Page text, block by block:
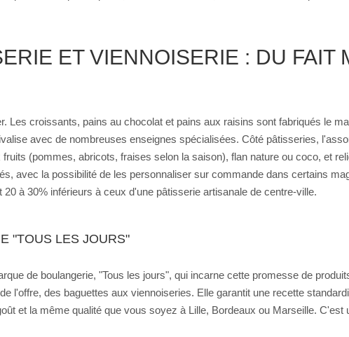
ET VIENNOISERIE : DU FAIT
Les croissants, pains au chocolat et pains aux raisins sont fabriqués le
avec de nombreuses enseignes spécialisées. Côté pâtisseries,
(pommes, abricots, fraises selon la saison), flan nature ou coco, et
avec la possibilité de les personnaliser sur commande dans certains
à 30% inférieurs à ceux d'une pâtisserie artisanale de centre-ville.
"TOUS LES JOURS"
de boulangerie, "Tous les jours", qui incarne cette promesse de
l'offre, des baguettes aux viennoiseries. Elle garantit une recette
et la même qualité que vous soyez à Lille, Bordeaux ou Marseille. C'est